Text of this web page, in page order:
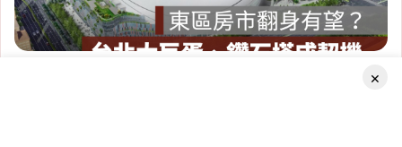
Tag:房東,社會住宅,租屋,租屋族,租屋注意事
項,租屋糾紛,租屋補助 ,租屋補助申請 ,租屋補助
資格
大
巨
蛋、
東區翻身有望！大巨蛋、鑽石塔推動房市，空置率不到 1×